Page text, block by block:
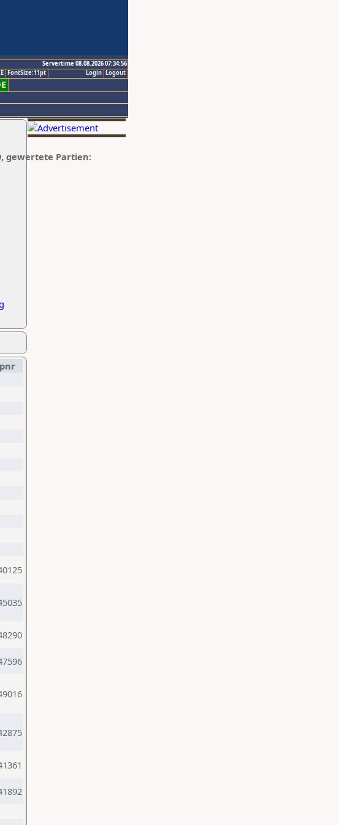
Servertime 08.08.2026 07:34:56
Logout
Login
FontSize:11pt
gewertete Partien:
pnr